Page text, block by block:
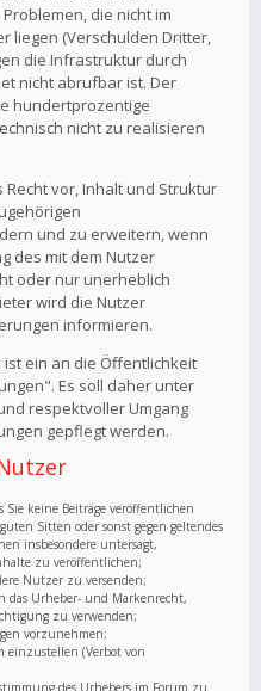
die nicht im
liegen (Verschulden Dritter,
die Infrastruktur durch
nicht abrufbar ist. Der
hundertprozentige
nicht zu realisieren
vor, Inhalt und Struktur
und zu erweitern, wenn
des mit dem Nutzer
oder nur unerheblich
wird die Nutzer
informieren.
ist ein an die Öffentlichkeit
Es soll daher unter
respektvoller Umgang
gepflegt werden.
Sie keine Beiträge veröffentlichen
Sitten oder sonst gegen geltendes
insbesondere untersagt,
zu veröffentlichen;
Nutzer zu versenden;
das Urheber- und Markenrecht,
zu verwenden;
vorzunehmen;
einzustellen (Verbot von
des Urhebers im Forum zu